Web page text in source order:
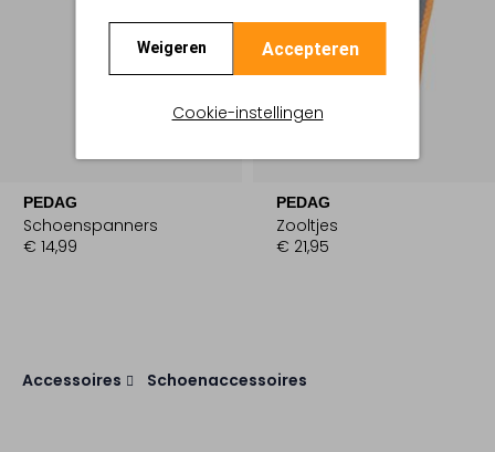
Weigeren Accepteren
Cookie-instellingen
PEDAG
Schoenspanners
€ 14,99
PEDAG
Zooltjes
€ 21,95
Accessoires Schoenaccessoires